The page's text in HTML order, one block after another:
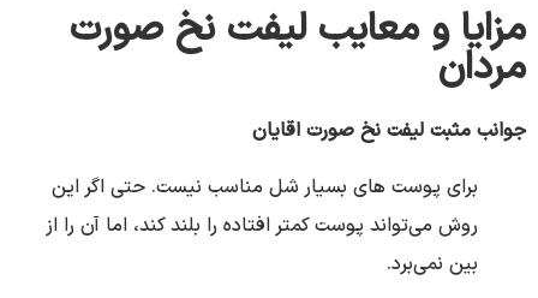
مزایا و معایب لیفت نخ صورت
مردان
جوانب مثبت لیفت نخ صورت اقایان
برای پوست های بسیار شل مناسب نیست. حتی اگر این
روش می‌تواند پوست کمتر افتاده را بلند کند، اما آن را از
بین نمی‌برد.